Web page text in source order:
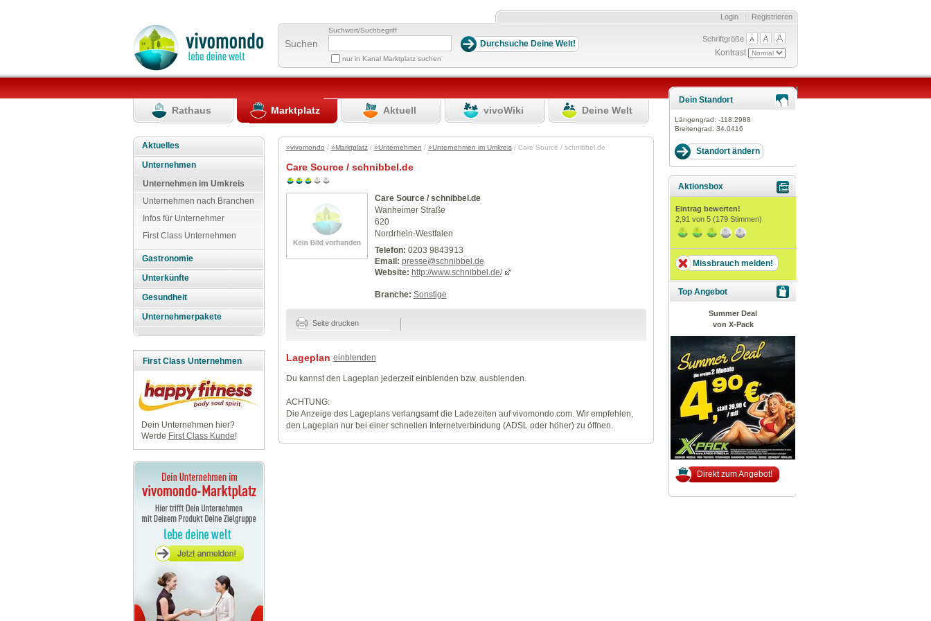
Registrieren
Login
Suchen
Suchwort/Suchbegriff
nur in Kanal Marktplatz suchen
Schriftgröße
Kontrast
Rathaus Marktplatz Aktuell vivoWiki Deine Welt
Aktuelles
Unternehmen
Unternehmen im Umkreis
Unternehmen nach Branchen
Infos für Unternehmer
First Class Unternehmen
Gastronomie
Unterkünfte
Gesundheit
Unternehmerpakete
First Class Unternehmen
Dein Unternehmen hier?
Werde First Class Kunde!
»vivomondo / »Marktplatz/ »Unternehmen / »Unternehmen im Umkreis/ Care Source / schnibbel.de
Care Source / schnibbel.de
Care Source / schnibbel.de
Wanheimer Straße
620
Nordrhein-Westfalen
Telefon: 0203 9843913
Email: presse@schnibbel.de
Website: http://www.schnibbel.de/
Branche: Sonstige
Seite drucken
Lageplan einblenden
Du kannst den Lageplan jederzeit einblenden bzw. ausblenden.
ACHTUNG:
Die Anzeige des Lageplans verlangsamt die Ladezeiten auf vivomondo.com. Wir empfehlen,
den Lageplan nur bei einer schnellen Internetverbindung (ADSL oder höher) zu öffnen.
Dein Standort
Längengrad: -118.2988
Breitengrad: 34.0416
Aktionsbox
Eintrag bewerten!
2,91 von 5 (179 Stimmen)
Missbrauch melden!
Top Angebot
Summer Deal
von X-Pack
Direkt zum Angebot!